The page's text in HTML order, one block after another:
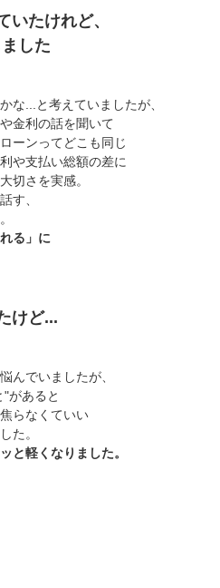
たけれど、
した
な...と考えていましたが、
金利の話を聞いて
ーンってどこも同じ
や支払い総額の差に
切さを実感。
す、
る」に
けど...
んでいましたが、
があると
らなくていい
た。
と軽くなりました。